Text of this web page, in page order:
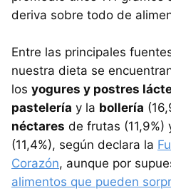
deriva sobre todo de
Entre las principales
nuestra dieta se
los yogures y postres
pastelería y la bollería
néctares de frutas (11,9%)
(11,4%), según declara la
Corazón, aunque por
alimentos que pueden